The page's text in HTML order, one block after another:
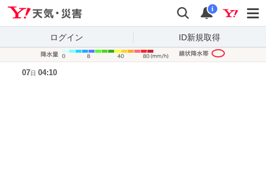
検索 通知
i
ログイン ID新規取得
07日 04:10